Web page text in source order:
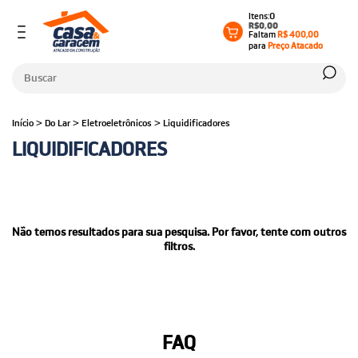
0
R$0,00
FaltamR$ 400,00
paraPreço Atacado
Início > Do Lar > Eletroeletrônicos > Liquidificadores
LIQUIDIFICADORES
Não temos resultados para sua pesquisa. Por favor, tente com outros
filtros.
FAQ